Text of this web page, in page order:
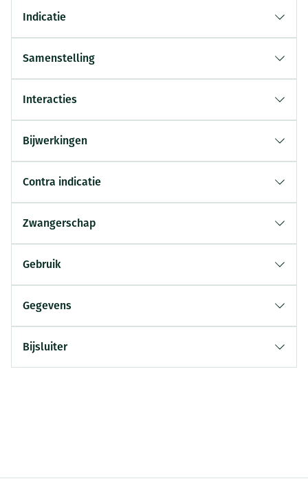
Indicatie
Samenstelling
Interacties
Bijwerkingen
Contra indicatie
Zwangerschap
Gebruik
Gegevens
Bijsluiter